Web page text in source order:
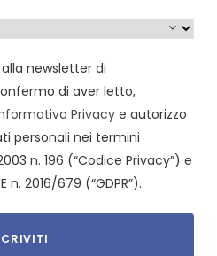
newsletter di
di aver letto,
Privacy e autorizzo
personali nei termini
n. 196 (“Codice Privacy”) e
n. 2016/679 (“GDPR”).